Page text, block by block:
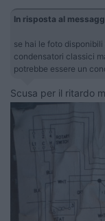
In risposta al
se hai le foto
condensatori classici
potrebbe essere un
Scusa per il ritardo